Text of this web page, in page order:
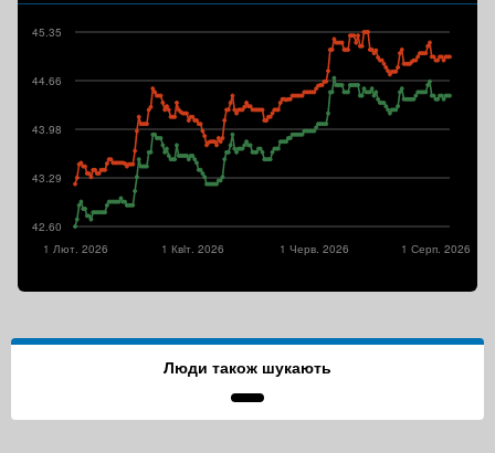
42.60
43.29
43.98
44.66
45.35
1 Серп. 2026
1 Черв. 2026
1 Квiт. 2026
1 Лют. 2026
Люди також шукають